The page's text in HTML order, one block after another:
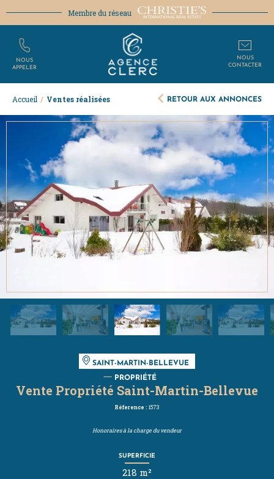
Accueil / Ventes réalisées RETOUR AUX ANNONCES
SAINT-MARTIN-BELLEVUE
PROPRIÉTÉ
Vente Propriété Saint-Martin-Bellevue
Réference : 1573
Honoraires à la charge du vendeur
SUPERFICIE
218 m²
Membre du réseau
NOUS
APPELER
NOUS
CONTACTER